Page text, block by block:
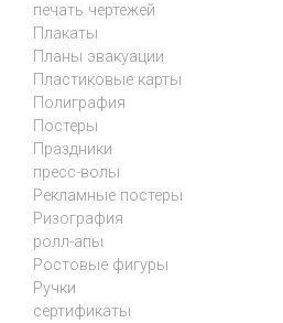
печать чертежей
Плакаты
Планы эвакуации
Пластиковые карты
Полиграфия
Постеры
Праздники
пресс-волы
Рекламные постеры
Ризография
ролл-апы
Ростовые фигуры
Ручки
сертификаты